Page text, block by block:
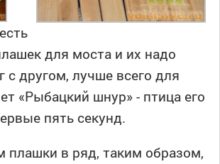
для моста и их надо
с другом, лучше всего для
«Рыбацкий шнур» - птица его
пять секунд.
плашки в ряд, таким образом,